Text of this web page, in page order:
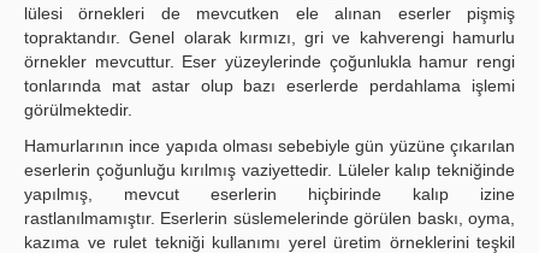
lülesi örnekleri de mevcutken ele alınan eserler pişmiş
topraktandır. Genel olarak kırmızı, gri ve kahverengi hamurlu
örnekler mevcuttur. Eser yüzeylerinde çoğunlukla hamur rengi
tonlarında mat astar olup bazı eserlerde perdahlama işlemi
görülmektedir.
Hamurlarının ince yapıda olması sebebiyle gün yüzüne çıkarılan
eserlerin çoğunluğu kırılmış vaziyettedir. Lüleler kalıp tekniğinde
yapılmış, mevcut eserlerin hiçbirinde kalıp izine
rastlanılmamıştır. Eserlerin süslemelerinde görülen baskı, oyma,
kazıma ve rulet tekniği kullanımı yerel üretim örneklerini teşkil